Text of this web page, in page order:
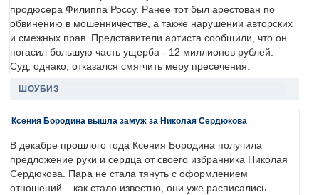
продюсера Филиппа Россу. Ранее тот был арестован по
обвинению в мошенничестве, а также нарушении авторских
и смежных прав. Представители артиста сообщили, что он
погасил большую часть ущерба - 12 миллионов рублей.
Суд, однако, отказался смягчить меру пресечения.
ШОУБИЗ
Ксения Бородина вышла замуж за Николая Сердюкова
В декабре прошлого года Ксения Бородина получила
предложение руки и сердца от своего избранника Николая
Сердюкова. Пара не стала тянуть с оформлением
отношений – как стало известно, они уже расписались.